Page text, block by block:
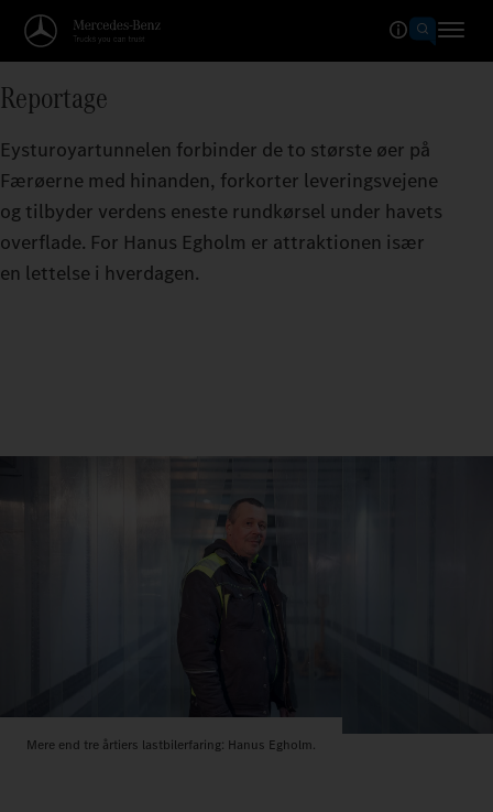
Reportage
Eysturoyartunnelen forbinder de to største øer på
Færøerne med hinanden, forkorter leveringsvejene
og tilbyder verdens eneste rundkørsel under havets
overflade. For Hanus Egholm er attraktionen især
en lettelse i hverdagen.
Mere end tre årtiers lastbilerfaring: Hanus Egholm.